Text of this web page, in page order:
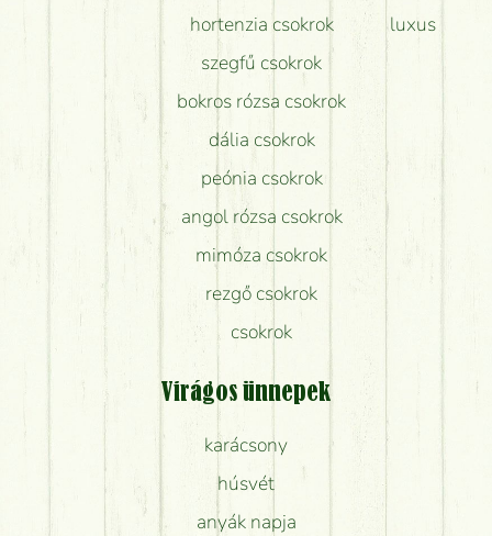
hortenzia csokrok
szegfű csokrok
bokros rózsa csokrok
dália csokrok
peónia csokrok
angol rózsa csokrok
mimóza csokrok
rezgő csokrok
csokrok
luxus
Virágos ünnepek
karácsony
húsvét
anyák napja